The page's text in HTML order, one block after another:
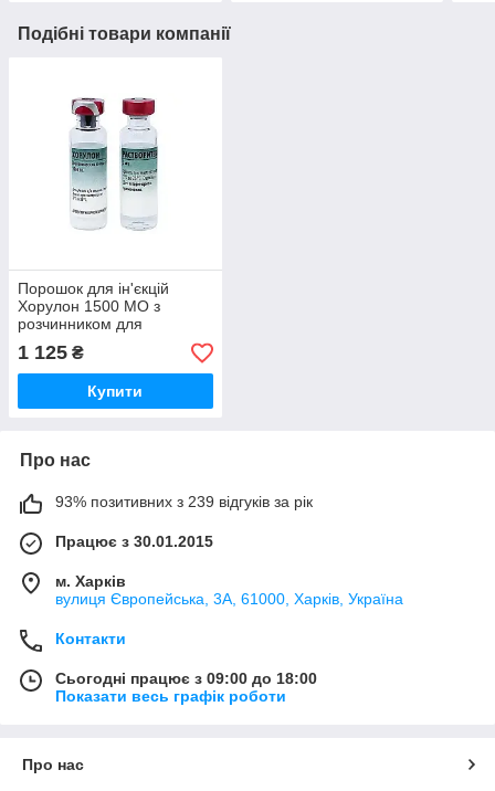
Подібні товари компанії
Порошок для ін'єкцій
Хорулон 1500 МО з
розчинником для
лікування та регуляції
відтворювальних функцій
2 флакони по 5 мл Intervet
1 125 ₴
Купити
Про нас
93% позитивних з 239 відгуків за рік
Працює з 30.01.2015
м. Харків
вулиця Європейська, 3А, 61000, Харків, Україна
Контакти
Сьогодні працює з 09:00 до 18:00
Показати весь графік роботи
Про нас